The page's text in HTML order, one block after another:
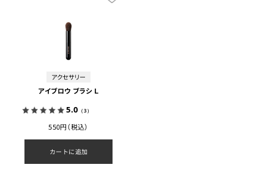
アクセサリー
アイブロウ ブラシ Ｌ
5.0 （3）
550円（税込）
カートに追加